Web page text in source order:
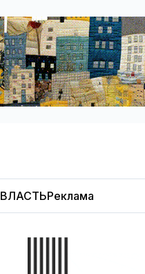
ВЛАСТЬРеклама
МНЕНИЕ